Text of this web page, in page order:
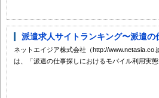
派遣求人サイトランキング〜派遣
ネットエイジア株式会社（http://
は、「派遣の仕事探しにおけるモバイル利用実